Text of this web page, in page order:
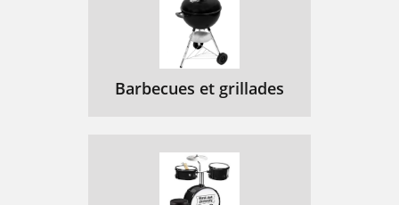
Barbecues et grillades